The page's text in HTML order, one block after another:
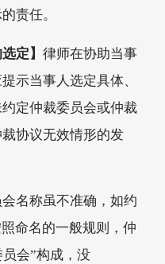
责任。
定】律师在协助当事
示当事人选定具体、
定仲裁委员会或仲裁
协议无效情形的发
名称虽不准确，如约
命名的一般规则，仲
会”构成，没